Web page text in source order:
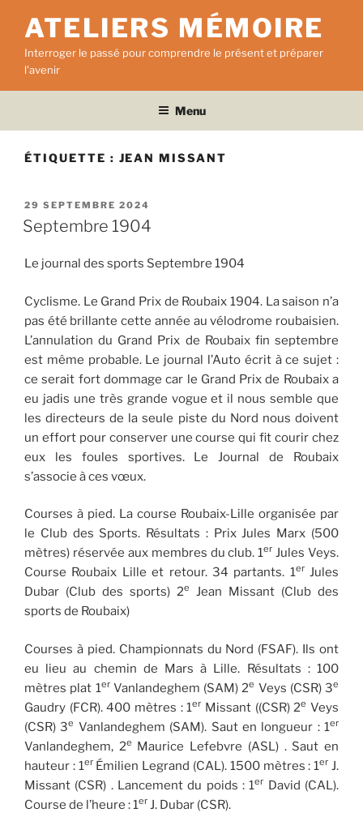
contenu
principal
ATELIERS MÉMOIRE
Interroger le passé pour comprendre le présent et préparer
l'avenir
Menu
ÉTIQUETTE : JEAN MISSANT
PUBLIÉ
LE
29 SEPTEMBRE 2024
Septembre 1904
Le journal des sports Septembre 1904
Cyclisme. Le Grand Prix de Roubaix 1904. La saison n’a
pas été brillante cette année au vélodrome roubaisien.
L’annulation du Grand Prix de Roubaix fin septembre
est même probable. Le journal l’Auto écrit à ce sujet :
ce serait fort dommage car le Grand Prix de Roubaix a
eu jadis une très grande vogue et il nous semble que
les directeurs de la seule piste du Nord nous doivent
un effort pour conserver une course qui fit courir chez
eux les foules sportives. Le Journal de Roubaix
s’associe à ces vœux.
Courses à pied. La course Roubaix-Lille organisée par
le Club des Sports. Résultats : Prix Jules Marx (500
mètres) réservée aux membres du club. 1er Jules Veys.
Course Roubaix Lille et retour. 34 partants. 1erJules
Dubar (Club des sports) 2e
Jean Missant (Club des
sports de Roubaix)
Courses à pied. Championnats du Nord (FSAF). Ils ont
eu lieu au chemin de Mars à Lille. Résultats : 100
mètres plat 1erVanlandeghem (SAM) 2e Veys (CSR) 3e
Gaudry (FCR). 400 mètres : 1er Missant ((CSR) 2e Veys
(CSR) 3e Vanlandeghem (SAM). Saut en longueur : 1er
Vanlandeghem, 2e Maurice Lefebvre (ASL) . Saut en
hauteur : 1erÉmilien Legrand (CAL). 1500 mètres : 1er J.
Missant (CSR) . Lancement du poids : 1er David (CAL).
Course de l’heure : 1er J. Dubar (CSR).